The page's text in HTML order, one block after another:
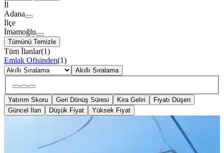
İl
Adana
İlçe
İmamoğlu
Tümünü Temizle
Tüm İlanlar(1)
Emlak Ofisinden(1)
Akıllı Sıralama
Yatırım Skoru Geri Dönüş Süresi Kira Geliri
Fiyatı Düşen
Güncel İlan
Düşük Fiyat Yüksek Fiyat
Anadolu Gayrimenkulden 235 M²
İçerisinde 2 Müstakil Komple Satıl